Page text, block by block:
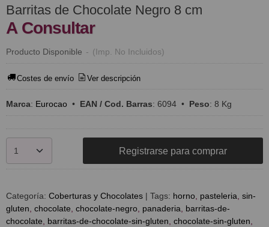
Barritas de Chocolate Negro 8 cm
A Consultar
Producto Disponible - (Imp. No Incluidos)
Costes de envío Ver descripción
Marca: Eurocao • EAN / Cod. Barras: 6094 • Peso: 8 Kg
Registrarse para comprar
Categoría: Coberturas y Chocolates | Tags: horno pasteleria sin-
gluten chocolate chocolate-negro panaderia barritas-de-
chocolate
barritas-de-chocolate-sin-gluten chocolate-sin-gluten